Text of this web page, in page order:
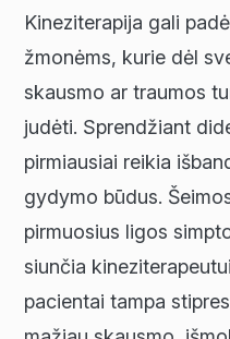
Kineziterapija gali
žmonėms, kurie dėl
skausmo ar traumos
judėti. Sprendžiant
pirmiausiai reikia
gydymo būdus.
pirmuosius ligos
siunčia
pacientai tampa